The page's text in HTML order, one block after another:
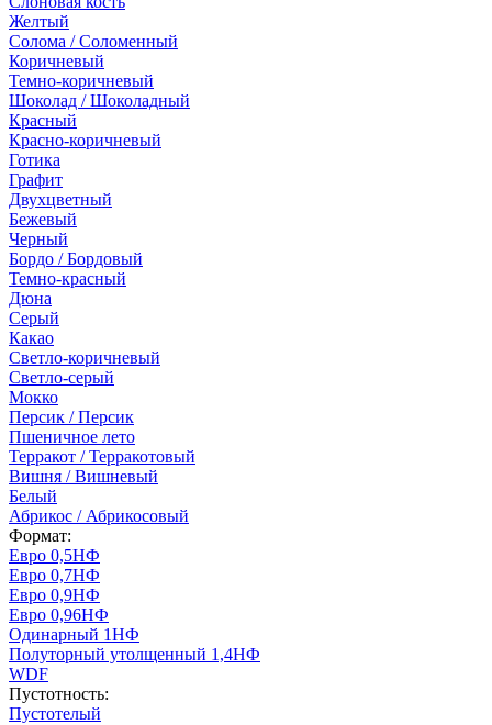
Желтый
Солома / Соломенный
Коричневый
Темно-коричневый
Шоколад / Шоколадный
Красный
Красно-коричневый
Готика
Графит
Двухцветный
Бежевый
Черный
Бордо / Бордовый
Темно-красный
Дюна
Серый
Какао
Светло-коричневый
Светло-серый
Мокко
Персик / Персик
Пшеничное лето
Терракот / Терракотовый
Вишня / Вишневый
Белый
Абрикос / Абрикосовый
Формат:
Евро 0,5НФ
Евро 0,7НФ
Евро 0,9НФ
Евро 0,96НФ
Одинарный 1НФ
Полуторный утолщенный 1,4НФ
WDF
Пустотность:
Пустотелый